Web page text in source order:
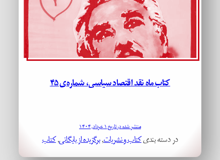
کتاب ماه نقد اقتصاد سیاسی، شماره‌ی ۴۵
منتشر شده در تاریخ ۱ خرداد, ۱۴۰۴
در دسته بندیکتاب و نشریات, برگزیده از بایگانی, کتاب